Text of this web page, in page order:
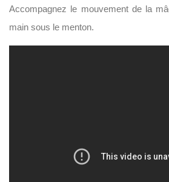
Accompagnez le mouvement de la
main sous le menton.